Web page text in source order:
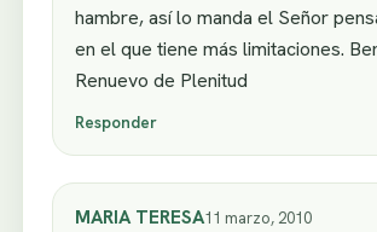
hambre, así lo manda el Señor
en el que tiene más limitaciones.
Renuevo de Plenitud
Responder
MARIA TERESA11 marzo, 2010